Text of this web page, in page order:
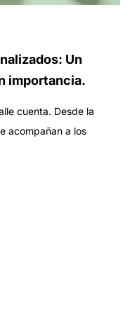
Un
importancia.
cuenta. Desde la
acompañan a los